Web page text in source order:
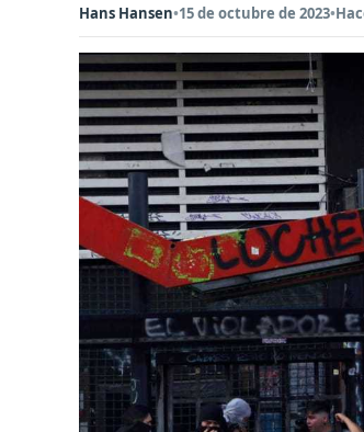
Hans Hansen•15 de octubre de 2023•